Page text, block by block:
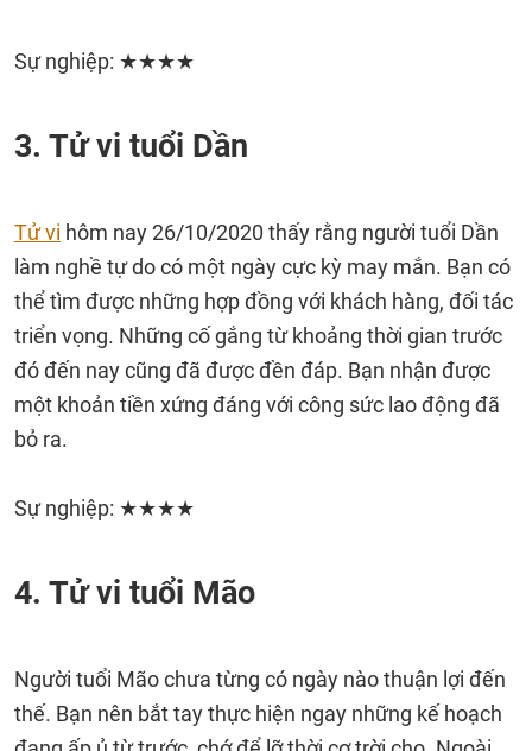
Sự nghiệp: ★★★★
3. Tử vi tuổi Dần
Tử vi hôm nay 26/10/2020 thấy rằng người tuổi Dần
làm nghề tự do có một ngày cực kỳ may mắn. Bạn có
thể tìm được những hợp đồng với khách hàng, đối tác
triển vọng. Những cố gắng từ khoảng thời gian trước
đó đến nay cũng đã được đền đáp. Bạn nhận được
một khoản tiền xứng đáng với công sức lao động đã
bỏ ra.
Sự nghiệp: ★★★★
4. Tử vi tuổi Mão
Người tuổi Mão chưa từng có ngày nào thuận lợi đến
thế. Bạn nên bắt tay thực hiện ngay những kế hoạch